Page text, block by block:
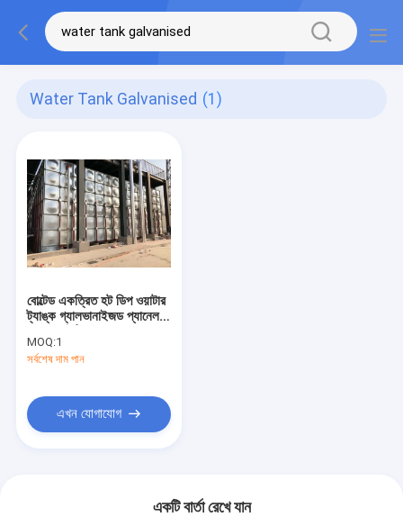
Water Tank Galvanised (1)
বোল্টেড একত্রিত হট ডিপ ওয়াটার
ট্যাঙ্ক গ্যালভানাইজড প্যানেল
MOQ:1
সর্বশেষ দাম পান
এখন যোগাযোগ
একটি বার্তা রেখে যান